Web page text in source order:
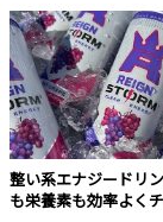
整い系エナジードリ
も栄養素も効率よく